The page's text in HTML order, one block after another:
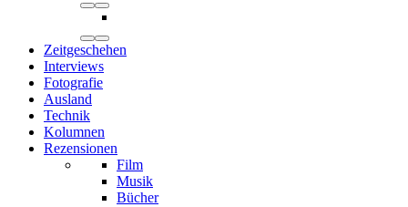
Zeitgeschehen
Interviews
Fotografie
Ausland
Technik
Kolumnen
Rezensionen
Film
Musik
Bücher